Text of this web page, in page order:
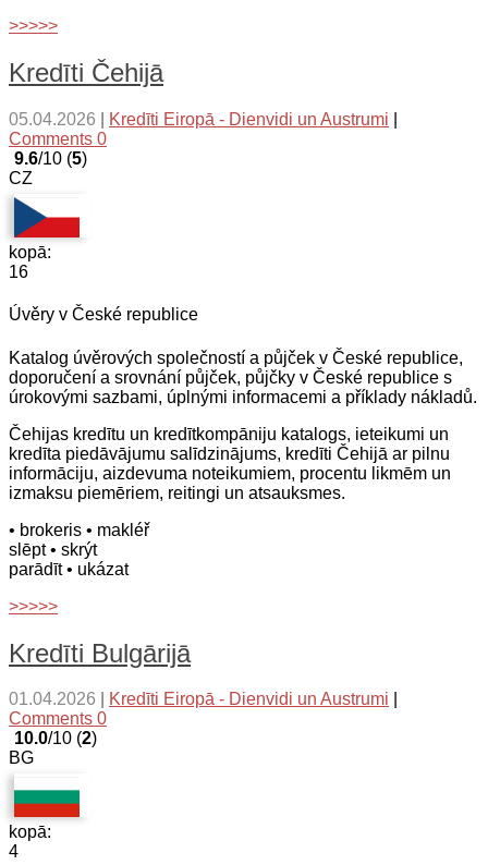
>>>>>
Kredīti Čehijā
05.04.2026 Kredīti Eiropā - Dienvidi un Austrumi
Comments 0
9.6/10 (5)
CZ
kopā:
16
Úvěry v České republice
Katalog úvěrových společností a půjček v České republice,
doporučení a srovnání půjček, půjčky v České republice s
úrokovými sazbami, úplnými informacemi a příklady nákladů.
Čehijas kredītu un kredītkompāniju katalogs, ieteikumi un
kredīta piedāvājumu salīdzinājums, kredīti Čehijā ar pilnu
informāciju, aizdevuma noteikumiem, procentu likmēm un
izmaksu piemēriem, reitingi un atsauksmes.
• brokeris • makléř
slēpt• skrýt
parādīt• ukázat
>>>>>
Kredīti Bulgārijā
01.04.2026 Kredīti Eiropā - Dienvidi un Austrumi
Comments 0
10.0/10 (2)
BG
kopā:
4